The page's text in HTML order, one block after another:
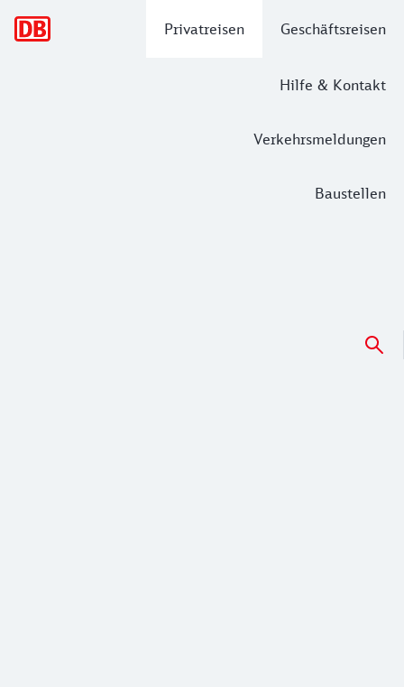
Privatreisen Geschäftsreisen
Hilfe & Kontakt
Verkehrsmeldungen
Baustellen